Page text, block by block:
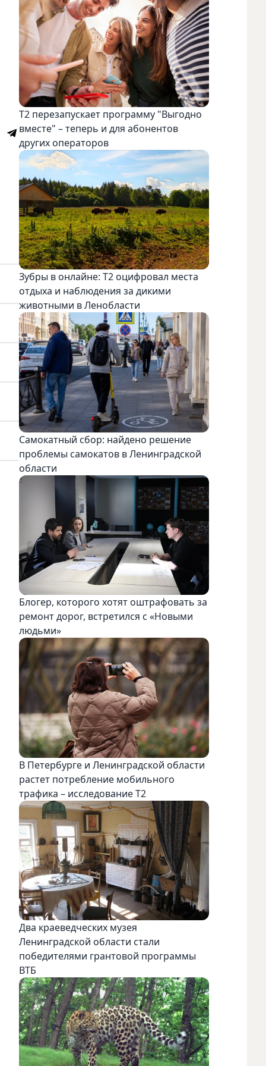
Т2 перезапускает программу "Выгодно
вместе" – теперь и для абонентов
других операторов
Зубры в онлайне: Т2 оцифровал места
отдыха и наблюдения за дикими
животными в Ленобласти
Самокатный сбор: найдено решение
проблемы самокатов в Ленинградской
области
Блогер, которого хотят оштрафовать за
ремонт дорог, встретился с «Новыми
людьми»
В Петербурге и Ленинградской области
растет потребление мобильного
трафика – исследование T2
Два краеведческих музея
Ленинградской области стали
победителями грантовой программы
ВТБ